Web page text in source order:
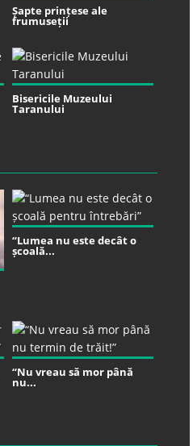
Șapte prințese ale
frumuseții
Bisericile Muzeului
Taranului
“Lumea nu este decât o
școală...
“Nu vreau să mor până
nu...